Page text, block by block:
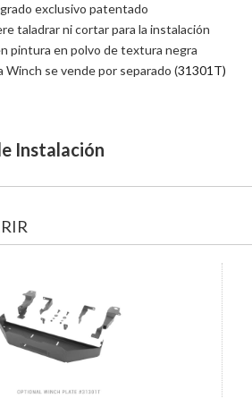
exclusivo patentado
taladrar ni cortar para la instalación
pintura en polvo de textura negra
Winch se vende por separado (31301T)
Instalación